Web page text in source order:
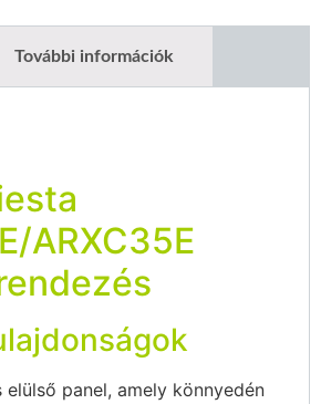
További információk
ARXC35E
elülső panel, amely könnyedén